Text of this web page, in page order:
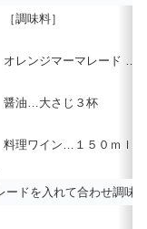
［調味料］
オレンジマーマレード
醤油…大さじ３杯
料理ワイン…１５０ｍｌ
ドを入れて合わせ調味